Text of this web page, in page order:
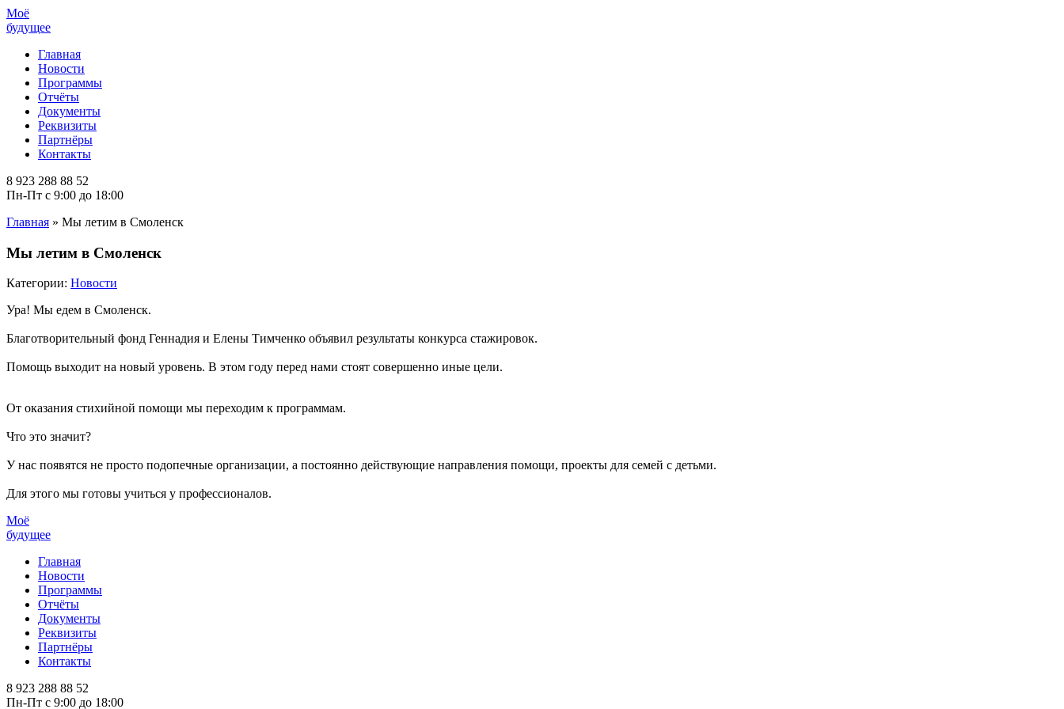
Моё
будущее
Главная
Новости
Программы
Отчёты
Документы
Реквизиты
Партнёры
Контакты
8 923 288 88 52
Пн-Пт с 9:00 до 18:00
Главная » Мы летим в Смоленск
Мы летим в Смоленск
Категории: Новости
Ура! Мы едем в Смоленск.
Благотворительный фонд Геннадия и Елены Тимченко объявил результаты конкурса стажировок.
Помощь выходит на новый уровень. В этом году перед нами стоят совершенно иные цели.
От оказания стихийной помощи мы переходим к программам.
Что это значит?
У нас появятся не просто подопечные организации, а постоянно действующие направления помощи, проекты для семей с детьми.
Для этого мы готовы учиться у профессионалов.
Моё
будущее
Главная
Новости
Программы
Отчёты
Документы
Реквизиты
Партнёры
Контакты
8 923 288 88 52
Пн-Пт с 9:00 до 18:00